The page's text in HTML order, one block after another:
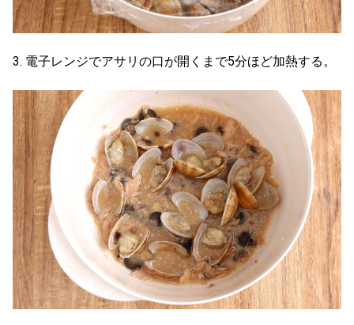
3. 電子レンジでアサリの口が開くまで5分ほど加熱する。